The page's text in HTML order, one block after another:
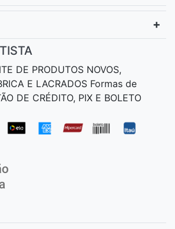
DE PRODUTOS NOVOS,
E LACRADOS Formas de
DE CRÉDITO, PIX E BOLETO